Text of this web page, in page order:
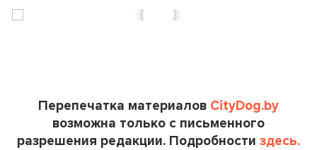
Перепечатка материалов CityDog.by
возможна только с письменного
разрешения редакции. Подробности здесь.